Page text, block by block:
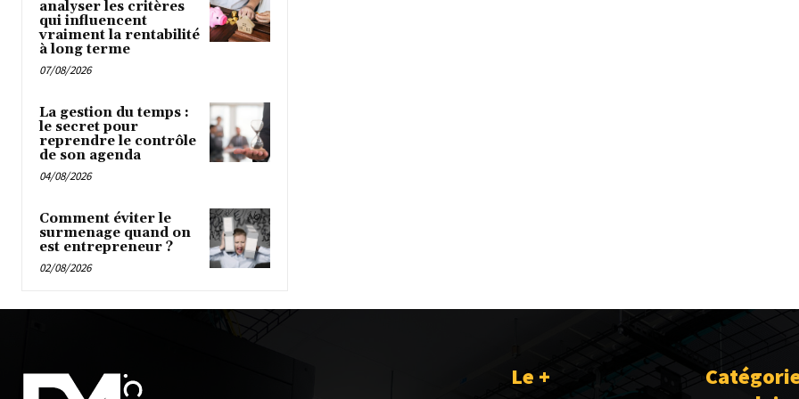
analyser les critères
qui influencent
vraiment la rentabilité
à long terme
07/08/2026
La gestion du temps :
le secret pour
reprendre le contrôle
de son agenda
04/08/2026
Comment éviter le
surmenage quand on
est entrepreneur ?
02/08/2026
Le +